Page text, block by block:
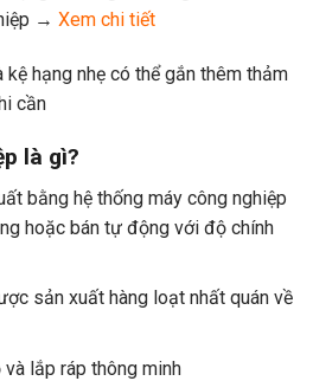
→ Xem chi tiết
kệ hạng nhẹ có thể gắn thêm thảm
cần
là gì?
bằng hệ thống máy công nghiệp
hoặc bán tự động với độ chính
sản xuất hàng loạt nhất quán về
lắp ráp thông minh